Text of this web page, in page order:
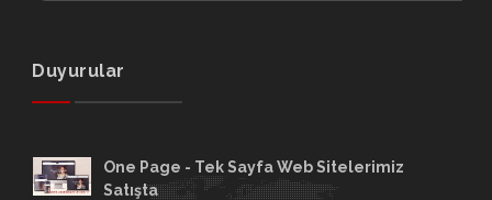
Duyurular
One Page - Tek Sayfa Web Sitelerimiz
Satışta